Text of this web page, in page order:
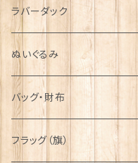
ラバーダック
ぬいぐるみ
バッグ・財布
フラッグ（旗）